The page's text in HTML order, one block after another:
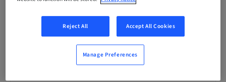
Dr. rer. soc.
Tobias Wolf
Reject All Accept All Cookies
Manage Preferences